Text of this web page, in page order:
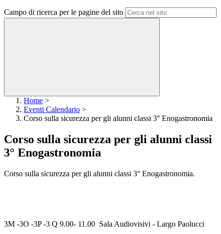
Campo di ricerca per le pagine del sito
Home >
Eventi Calendario >
Corso sulla sicurezza per gli alunni classi 3° Enogastronomia
Corso sulla sicurezza per gli alunni classi
3° Enogastronomia
Corso sulla sicurezza per gli alunni classi 3° Enogastronomia.
3M -3O -3P -3 Q 9.00- 11.00 Sala Audiovisivi - Largo Paolucci